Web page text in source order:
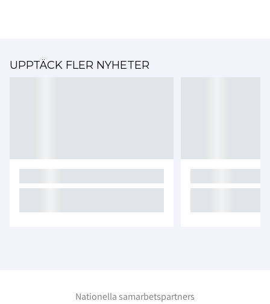
UPPTÄCK FLER NYHETER
Nationella samarbetspartners